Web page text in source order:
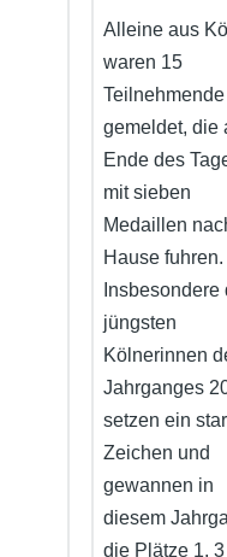
Alleine aus
waren 15
Teilnehmende
gemeldet, die
Ende des
mit sieben
Medaillen
Hause fuhren.
Insbesondere
jüngsten
Kölnerinnen
Jahrganges
setzen ein
Zeichen und
gewannen in
diesem
die Plätze 1, 3